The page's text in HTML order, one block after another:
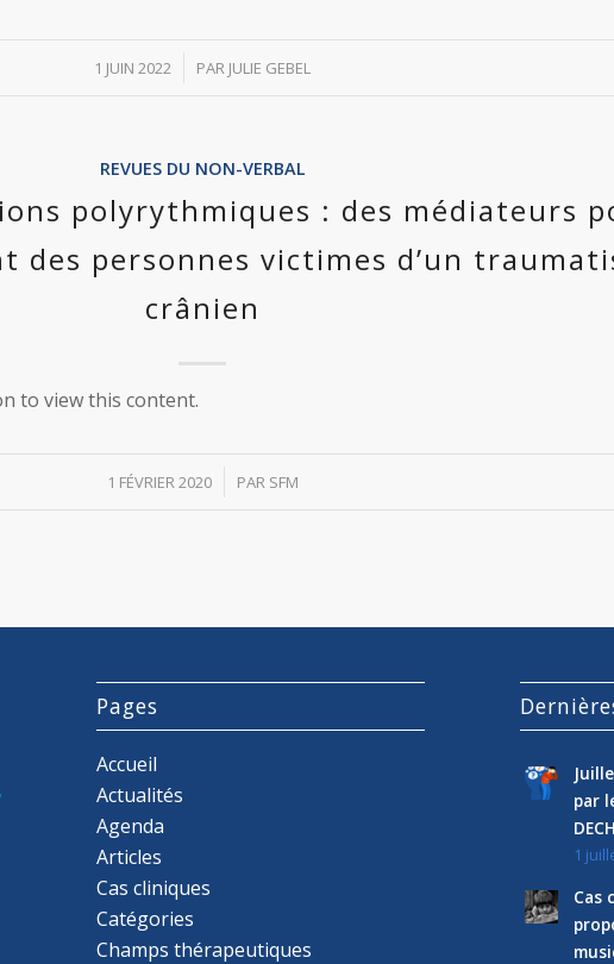
1 JUIN 2022
/ PAR JULIE GEBEL
REVUES DU NON-VERBAL
polyrythmiques : des médiateurs
des personnes victimes d’un
crânien
to view this content.
1 FÉVRIER 2020
/ PAR SFM
Pages
Accueil
Actualités
Agenda
Articles
Cas cliniques
Catégories
Champs thérapeutiques
par
1
Cas